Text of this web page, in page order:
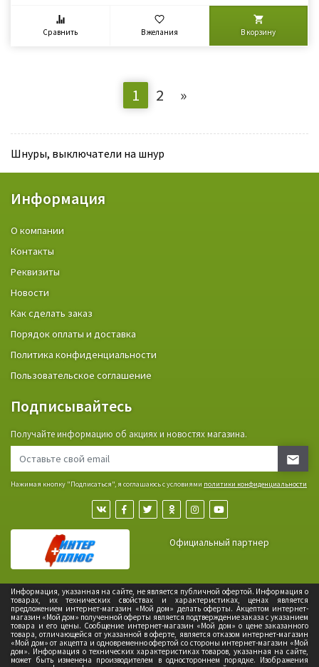
Сравнить В желания В корзину
1 2 »
Шнуры, выключатели на шнур
Информация
О компании
Контакты
Реквизиты
Новости
Как сделать заказ
Порядок оплаты и доставка
Политика конфиденциальности
Пользовательское соглашение
Подписывайтесь
Получайте информацию об акциях и новостях магазина.
Нажимая кнопку "Подписаться", я соглашаюсь с условиями политики конфиденциальности
Официальный партнер
Информация, указанная на сайте, не является публичной офертой. Информация о
товарах, их технических свойствах и характеристиках, ценах является
предложением интернет-магазин «Мой дом» делать оферты. Акцептом интернет-
магазин «Мой дом» полученной оферты является подтверждение заказа с указанием
товара и его цены. Сообщение интернет-магазин «Мой дом» о цене заказанного
товара, отличающейся от указанной в оферте, является отказом интернет-магазин
«Мой дом» от акцепта и одновременно офертой со стороны интернет-магазин «Мой
дом». Информация о технических характеристиках товаров, указанная на сайте,
может быть изменена производителем в одностороннем порядке. Изображения